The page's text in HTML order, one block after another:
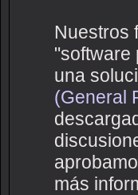
Nuestros
"software
una
(General
más